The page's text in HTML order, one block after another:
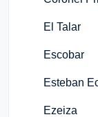
El Talar
Escobar
Esteban
Ezeiza